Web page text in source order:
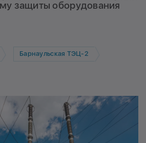
защиты оборудования
Барнаульская ТЭЦ-2